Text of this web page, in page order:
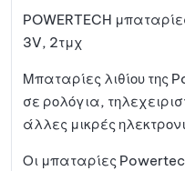
POWERTECH
3V, 2τμχ
Μπαταρίες λιθίου της
σε ρολόγια,
άλλες μικρές
Οι μπαταρίες